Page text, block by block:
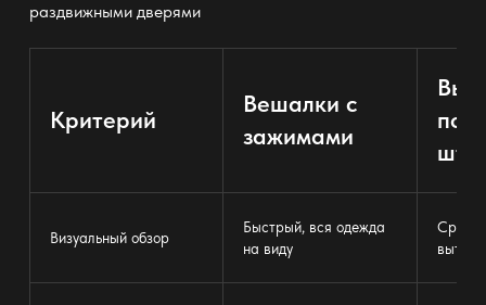
раздвижными дверями
Критерий
Вешалки с
зажимами
Визуальный обзор
Быстрый, вся одежда
на виду